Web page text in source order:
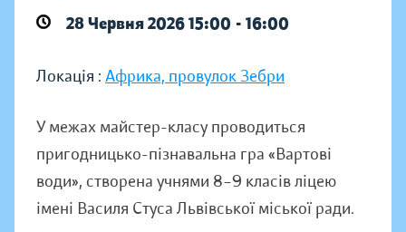
28 Червня 2026 15:00 - 16:00
Локація : Африка, провулок Зебри
У межах майстер-класу проводиться
пригодницько-пізнавальна гра «Вартові
води», створена учнями 8–9 класів ліцею
імені Василя Стуса Львівської міської ради.